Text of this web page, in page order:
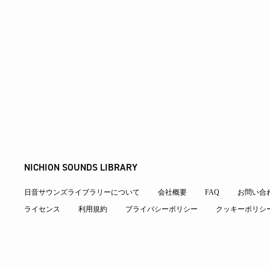
NICHION SOUNDS LIBRARY
日音サウンズライブラリーについて 会社概要 FAQ
お問い合
ライセンス
利用規約 プライバシーポリシー クッキーポリシ